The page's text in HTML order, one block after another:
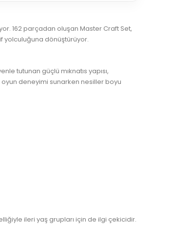
162 parçadan oluşan Master Craft Set,
yolculuğuna dönüştürüyor.
tutunan güçlü mıknatıs yapısı,
deneyimi sunarken nesiller boyu
ileri yaş grupları için de ilgi çekicidir.